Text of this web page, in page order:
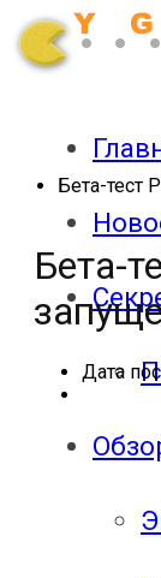
Бета-тест
Бета-
Дата